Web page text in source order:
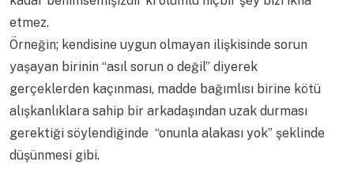
etmez.
Örneğin; kendisine uygun olmayan ilişkisinde sorun
yaşayan birinin “asıl sorun o değil” diyerek
gerçeklerden kaçınması, madde bağımlısı birine kötü
alışkanlıklara sahip bir arkadaşından uzak durması
gerektiği söylendiğinde “onunla alakası yok” şeklinde
düşünmesi gibi.